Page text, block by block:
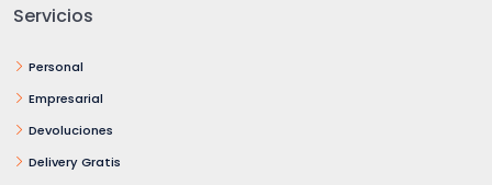
Servicios
Personal
Empresarial
Devoluciones
Delivery Gratis